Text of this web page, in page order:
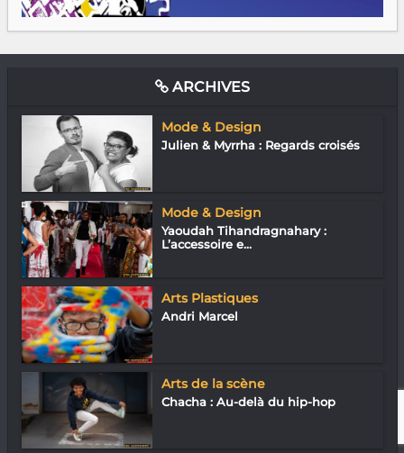
ARCHIVES
Mode & Design
Julien & Myrrha : Regards croisés
Mode & Design
Yaoudah Tihandragnahary :
L’accessoire e...
Arts Plastiques
Andri Marcel
Arts de la scène
Chacha : Au-delà du hip-hop